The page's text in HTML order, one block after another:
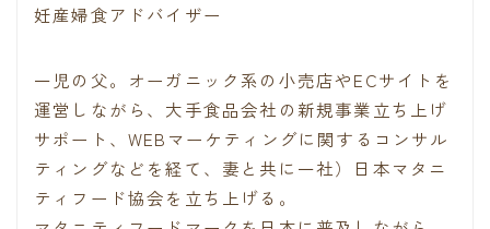
妊産婦食アドバイザー
一児の父。オーガニック系の小売店やECサイトを
運営しながら、大手食品会社の新規事業立ち上げ
サポート、WEBマーケティングに関するコンサル
ティングなどを経て、妻と共に一社）日本マタニ
ティフード協会を立ち上げる。